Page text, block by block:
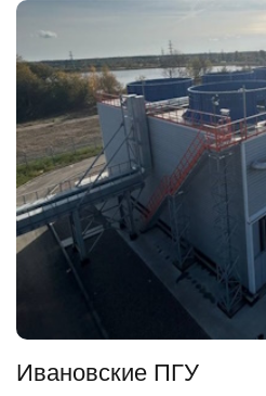
Ивановские ПГУ